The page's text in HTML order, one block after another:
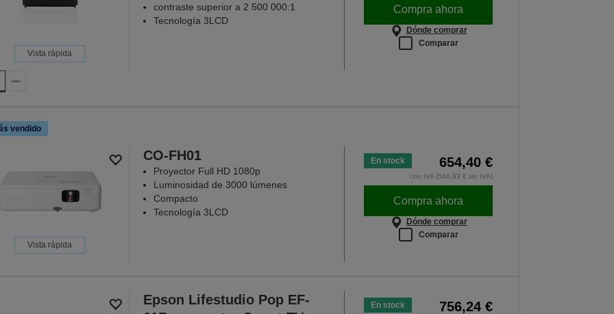
Vista rápida
contraste superior a 2 500 000:1
Tecnología 3LCD
Compra ahora
Dónde comprar
Comparar
vendido
Vista rápida
CO-FH01
Proyector Full HD 1080p
Luminosidad de 3000 lúmenes
Compacto
Tecnología 3LCD
En stock 654,40 €
con IVA (540,83 € sin IVA)
Compra ahora
Dónde comprar
Comparar
Epson Lifestudio Pop EF-
En stock 756,24 €